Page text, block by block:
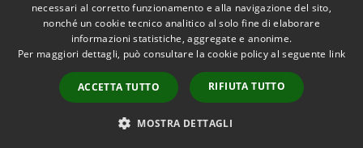
Accessibilità
Copyright © 2026 • Comune di
Geraci Siculo • Powered by
Municipium•
Accesso
redazione
necessari al corretto funzionamento e alla navigazione del sito,
nonché un cookie tecnico analitico al solo fine di elaborare
informazioni statistiche, aggregate e anonime.
Per maggiori dettagli, può consultare la cookie policy al seguente link
ACCETTA TUTTO RIFIUTA TUTTO
MOSTRA DETTAGLI